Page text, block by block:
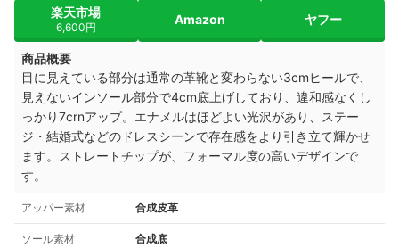
楽天市場
6,600円
Amazon ヤフー
商品概要
目に見えている部分は通常の革靴と変わらない3cmヒールで、
見えないインソール部分で4cm底上げしており、違和感なくし
っかり7crnアップ。 エナメルはほどよい光沢があり、ステー
ジ・結婚式などのドレスシーンで存在感をより引き立て輝かせ
ます。ストレートチップが、フォーマル度の高いデザインで
す。
アッパー素材 合成皮革
ソール素材 合成底